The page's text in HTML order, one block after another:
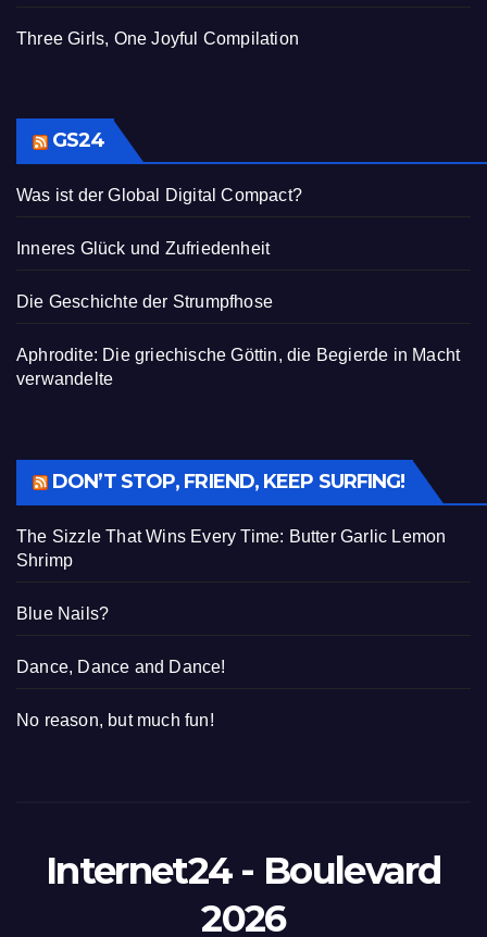
Three Girls, One Joyful Compilation
GS24
Was ist der Global Digital Compact?
Inneres Glück und Zufriedenheit
Die Geschichte der Strumpfhose
Aphrodite: Die griechische Göttin, die Begierde in Macht
verwandelte
DON’T STOP, FRIEND, KEEP SURFING!
The Sizzle That Wins Every Time: Butter Garlic Lemon
Shrimp
Blue Nails?
Dance, Dance and Dance!
No reason, but much fun!
Internet24 - Boulevard
2026